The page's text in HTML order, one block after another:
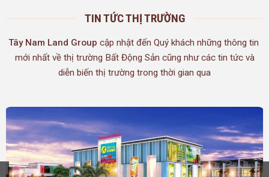
TIN TỨC THỊ TRƯỜNG
Tây Nam Land Group cập nhật đến Quý khách những thông tin
mới nhất về thị trường Bất Động Sản cũng như các tin tức và
diễn biến thị trường trong thời gian qua